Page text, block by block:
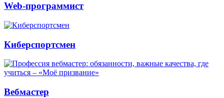
Web-программист
Киберспортсмен
Вебмастер